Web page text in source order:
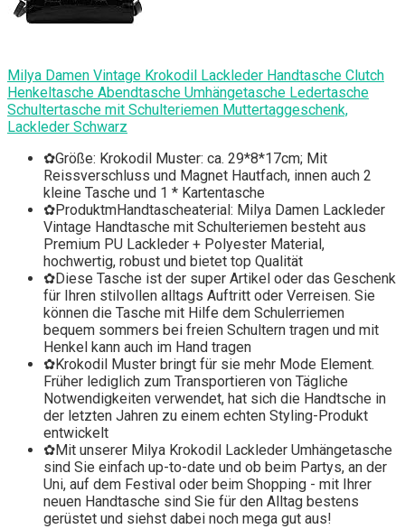
Milya Damen Vintage Krokodil Lackleder Handtasche Clutch
Henkeltasche Abendtasche Umhängetasche Ledertasche
Schultertasche mit Schulteriemen Muttertaggeschenk,
Lackleder Schwarz
✿Größe: Krokodil Muster: ca. 29*8*17cm; Mit
Reissverschluss und Magnet Hautfach, innen auch 2
kleine Tasche und 1 * Kartentasche
✿ProduktmHandtascheaterial: Milya Damen Lackleder
Vintage Handtasche mit Schulteriemen besteht aus
Premium PU Lackleder + Polyester Material,
hochwertig, robust und bietet top Qualität
✿Diese Tasche ist der super Artikel oder das Geschenk
für Ihren stilvollen alltags Auftritt oder Verreisen. Sie
können die Tasche mit Hilfe dem Schulerriemen
bequem sommers bei freien Schultern tragen und mit
Henkel kann auch im Hand tragen
✿Krokodil Muster bringt für sie mehr Mode Element.
Früher lediglich zum Transportieren von Tägliche
Notwendigkeiten verwendet, hat sich die Handtsche in
der letzten Jahren zu einem echten Styling-Produkt
entwickelt
✿Mit unserer Milya Krokodil Lackleder Umhängetasche
sind Sie einfach up-to-date und ob beim Partys, an der
Uni, auf dem Festival oder beim Shopping - mit Ihrer
neuen Handtasche sind Sie für den Alltag bestens
gerüstet und siehst dabei noch mega gut aus!